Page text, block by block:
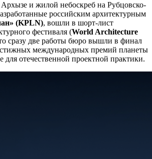
и жилой небоскреб на Рубцовско-
российским архитектурным
(KPLN), вошли в шорт-лист
фестиваля (World Architecture
сразу две работы бюро вышли в финал
международных премий планеты
отечественной проектной практики.